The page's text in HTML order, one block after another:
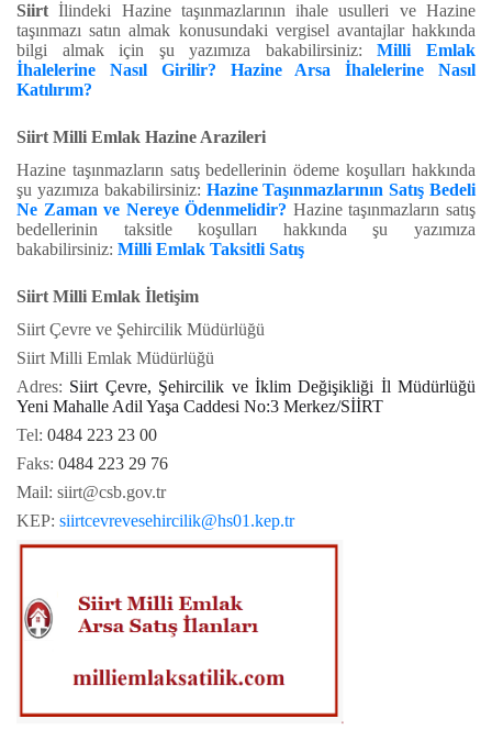
Siirtİlindeki Hazine taşınmazlarının ihale usulleri ve Hazine
taşınmazı satın almak konusundaki vergisel avantajlar hakkında
bilgi almak için şu yazımıza bakabilirsiniz:Milli Emlak
İhalelerine Nasıl Girilir? Hazine Arsa İhalelerine Nasıl
Katılırım?
Siirt Milli Emlak Hazine Arazileri
Hazine taşınmazların satış bedellerinin ödeme koşulları hakkında
şu yazımıza bakabilirsiniz: Hazine Taşınmazlarının Satış Bedeli
Ne Zaman ve Nereye Ödenmelidir? Hazine taşınmazların satış
bedellerinin taksitle koşulları hakkında şu yazımıza
bakabilirsiniz: Milli Emlak Taksitli Satış
Siirt Milli Emlak İletişim
Siirt Çevre ve Şehircilik Müdürlüğü
Siirt Milli Emlak Müdürlüğü
Adres: Siirt Çevre, Şehircilik ve İklim Değişikliği İl Müdürlüğü
Yeni Mahalle Adil Yaşa Caddesi No:3 Merkez/SİİRT
Tel: 0484 223 23 00
Faks: 0484 223 29 76
Mail: siirt@csb.gov.tr
KEP: siirtcevrevesehircilik@hs01.kep.tr